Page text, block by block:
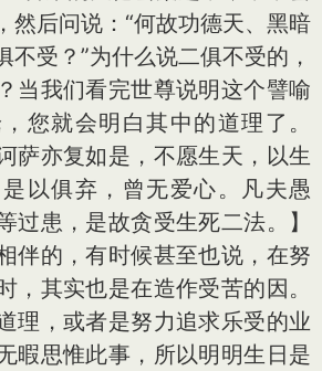
然后问说：“何故功德天、黑暗
不受？”为什么说二俱不受的，
当我们看完世尊说明这个譬喻
您就会明白其中的道理了。
萨亦复如是，不愿生天，以生
以俱弃，曾无爱心。凡夫愚
过患，是故贪受生死二法。】
伴的，有时候甚至也说，在努
，其实也是在造作受苦的因。
理，或者是努力追求乐受的业
暇思惟此事，所以明明生日是